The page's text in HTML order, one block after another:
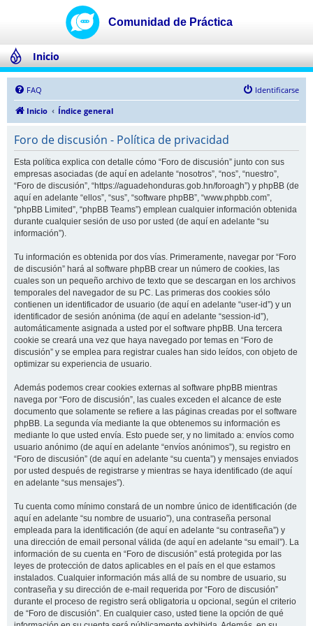
Inicio
FAQ
Identificarse
Inicio
Índice general
Foro de discusión - Política de privacidad
Esta política explica con detalle cómo “Foro de discusión” junto con sus
empresas asociadas (de aquí en adelante “nosotros”, “nos”, “nuestro”,
“Foro de discusión”, “https://aguadehonduras.gob.hn/foroagh”) y phpBB (de
aquí en adelante “ellos”, “sus”, “software phpBB”, “www.phpbb.com”,
“phpBB Limited”, “phpBB Teams”) emplean cualquier información obtenida
durante cualquier sesión de uso por usted (de aquí en adelante “su
información”).
Tu información es obtenida por dos vías. Primeramente, navegar por “Foro
de discusión” hará al software phpBB crear un número de cookies, las
cuales son un pequeño archivo de texto que se descargan en los archivos
temporales del navegador de su PC. Las primeras dos cookies sólo
contienen un identificador de usuario (de aquí en adelante “user-id”) y un
identificador de sesión anónima (de aquí en adelante “session-id”),
automáticamente asignada a usted por el software phpBB. Una tercera
cookie se creará una vez que haya navegado por temas en “Foro de
discusión” y se emplea para registrar cuales han sido leídos, con objeto de
optimizar su experiencia de usuario.
Además podemos crear cookies externas al software phpBB mientras
navega por “Foro de discusión”, las cuales exceden el alcance de este
documento que solamente se refiere a las páginas creadas por el software
phpBB. La segunda vía mediante la que obtenemos su información es
mediante lo que usted envía. Esto puede ser, y no limitado a: envíos como
usuario anónimo (de aquí en adelante “envíos anónimos”), su registro en
“Foro de discusión” (de aquí en adelante “su cuenta”) y mensajes enviados
por usted después de registrarse y mientras se haya identificado (de aquí
en adelante “sus mensajes”).
Tu cuenta como mínimo constará de un nombre único de identificación (de
aquí en adelante “su nombre de usuario”), una contraseña personal
empleada para la identificación (de aquí en adelante “su contraseña”) y
una dirección de email personal válida (de aquí en adelante “su email”). La
información de su cuenta en “Foro de discusión” está protegida por las
leyes de protección de datos aplicables en el país en el que estamos
instalados. Cualquier información más allá de su nombre de usuario, su
contraseña y su dirección de e-mail requerida por “Foro de discusión”
durante el proceso de registro será obligatoria u opcional, según el criterio
de “Foro de discusión”. En cualquier caso, usted tiene la opción de qué